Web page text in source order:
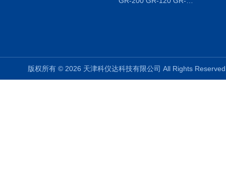
版权所有 © 2026 天津科仪达科技有限公司 All Rights